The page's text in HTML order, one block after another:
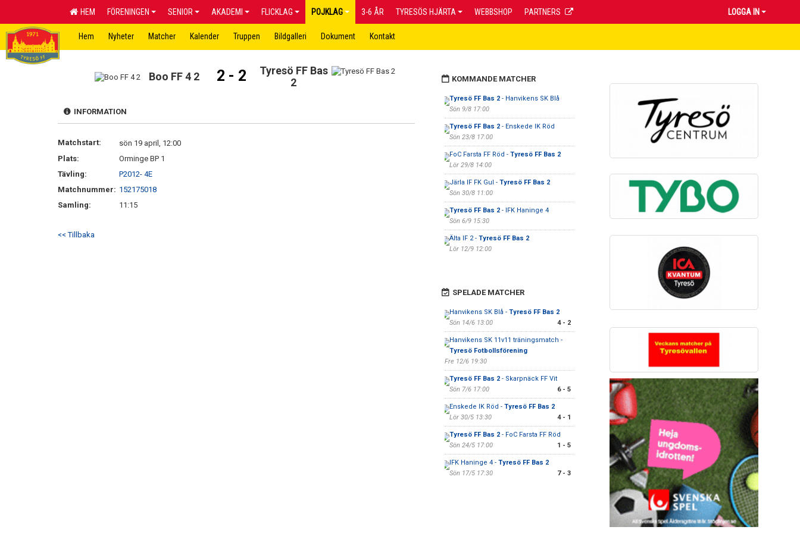
HEM FÖRENINGEN SENIOR AKADEMI FLICKLAG POJKLAG 3-6 ÅR TYRESÖS HJÄRTA WEBBSHOP PARTNERS LOGGA IN
Hem Nyheter Matcher Kalender Truppen Bildgalleri Dokument Kontakt
Boo FF 4 2 2 - 2
Tyresö FF Bas
2
INFORMATION
Matchstart:
sön 19 april, 12:00
Plats:
Orminge BP 1
Tävling:
P2012- 4E
Matchnummer: 152175018
Samling:
11:15
<< Tillbaka
KOMMANDE MATCHER
Tyresö FF Bas 2- Hanvikens SK Blå
Sön 9/8 17:00
Tyresö FF Bas 2- Enskede IK Röd
Sön 23/8 17:00
FoC Farsta FF Röd - Tyresö FF Bas 2
Lör 29/8 14:00
Järla IF FK Gul - Tyresö FF Bas 2
Sön 30/8 11:00
Tyresö FF Bas 2- IFK Haninge 4
Sön 6/9 15:30
Älta IF 2 - Tyresö FF Bas 2
Lör 12/9 12:00
SPELADE MATCHER
Hanvikens SK Blå - Tyresö FF Bas 2
Sön 14/6 13:00
4 - 2
Hanvikens SK 11v11 träningsmatch -
Tyresö Fotbollsförening
Fre 12/6 19:30
Tyresö FF Bas 2- Skarpnäck FF Vit
Sön 7/6 17:00
6 - 5
Enskede IK Röd - Tyresö FF Bas 2
Lör 30/5 13:30
4 - 1
Tyresö FF Bas 2- FoC Farsta FF Röd
Sön 24/5 17:00
1 - 5
IFK Haninge 4 - Tyresö FF Bas 2
Sön 17/5 17:30
7 - 3